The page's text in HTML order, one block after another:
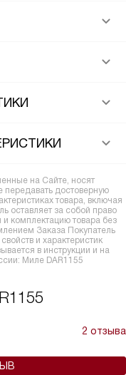
на Сайте, носят
передавать достоверную
товара, включая
оставляет за собой право
комплектацию товара без
Заказа Покупатель
и характеристик
в инструкции и на
Миле DAR1155
2 отзыва